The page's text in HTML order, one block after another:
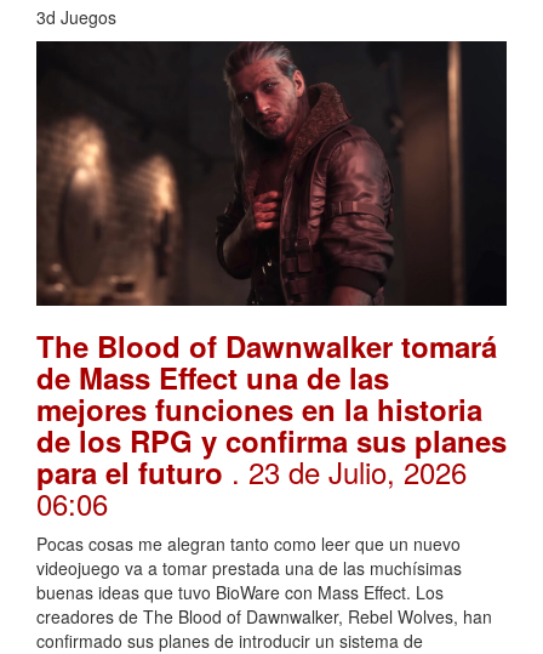
3d Juegos
The Blood of Dawnwalker tomará
de Mass Effect una de las
mejores funciones en la historia
de los RPG y confirma sus planes
para el futuro . 23 de Julio, 2026
06:06
Pocas cosas me alegran tanto como leer que un nuevo
videojuego va a tomar prestada una de las muchísimas
buenas ideas que tuvo BioWare con Mass Effect. Los
creadores de The Blood of Dawnwalker, Rebel Wolves, han
confirmado sus planes de introducir un sistema de